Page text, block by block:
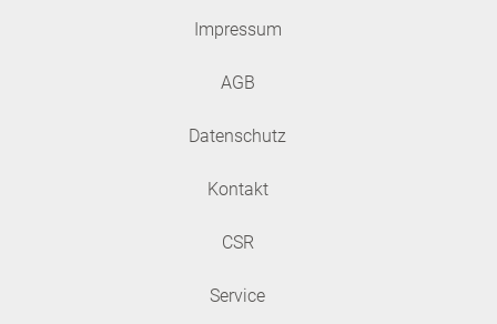
Impressum
AGB
Datenschutz
Kontakt
CSR
Service